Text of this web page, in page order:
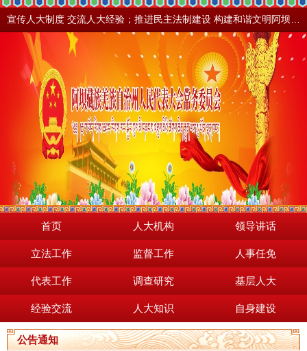
首页 人大机构 领导讲话
立法工作 监督工作 人事任免
代表工作 调查研究 基层人大
经验交流 人大知识 自身建设
公告通知